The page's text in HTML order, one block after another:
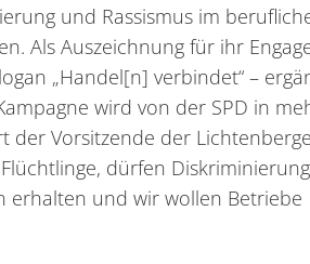
und Rassismus im
Als Auszeichnung für ihr
„Handel[n] verbindet“ –
wird von der SPD in
Vorsitzende der
dürfen
erhalten und wir wollen Betriebe